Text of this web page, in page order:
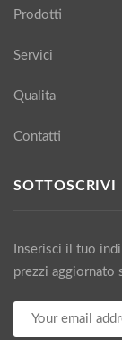
Prodotti
Servici
Qualita
Contatti
SOTTOSCRIVI
Inserisci il tuo
prezzi aggiornato